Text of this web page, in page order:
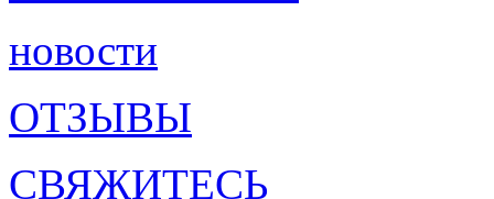
новости
ОТЗЫВЫ
СВЯЖИТЕСЬ